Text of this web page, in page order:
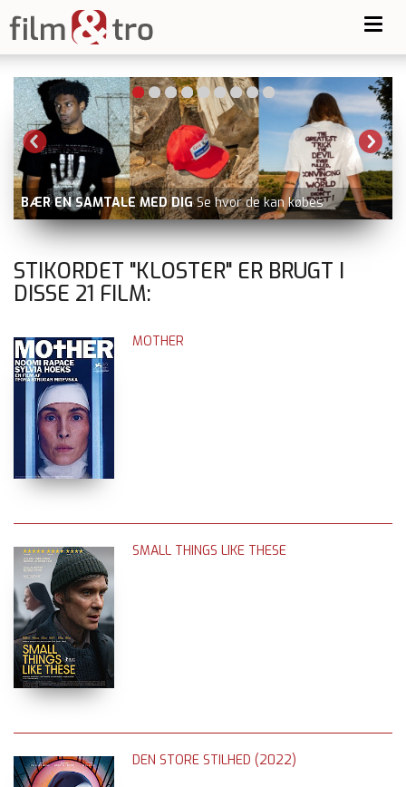
BATTLE OF OSLO nu på Prime Video udover filmstriben.dk
og dvd
STIKORDET "KLOSTER" ER BRUGT I
DISSE 21 FILM:
MOTHER
SMALL THINGS LIKE THESE
DEN STORE STILHED (2022)